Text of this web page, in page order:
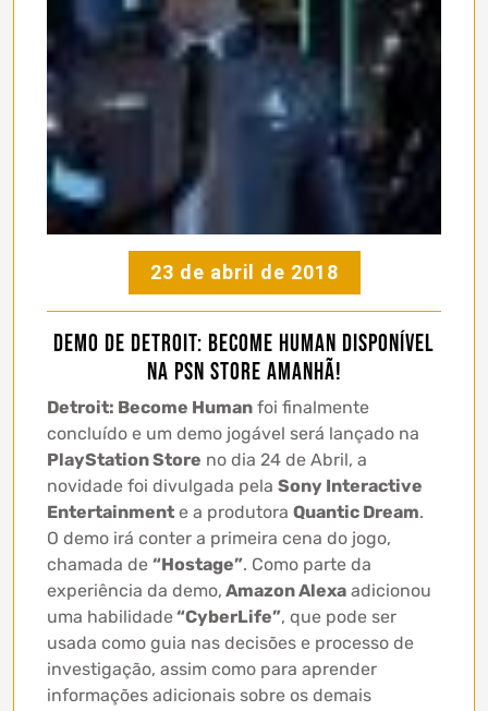
23 de abril de 2018
Demo de Detroit: Become Human disponível
na PSN Store amanhã!
Detroit: Become Human foi finalmente
concluído e um demo jogável será lançado na
PlayStation Store no dia 24 de Abril, a
novidade foi divulgada pela Sony Interactive
Entertainment e a produtora Quantic Dream.
O demo irá conter a primeira cena do jogo,
chamada de “Hostage”. Como parte da
experiência da demo, Amazon Alexa adicionou
uma habilidade“CyberLife”, que pode ser
usada como guia nas decisões e processo de
investigação, assim como para aprender
informações adicionais sobre os demais